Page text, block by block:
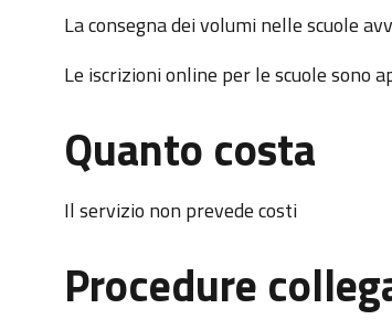
La consegna dei volumi nelle scuole
Le iscrizioni online per le scuole sono
Quanto costa
Il servizio non prevede costi
Procedure